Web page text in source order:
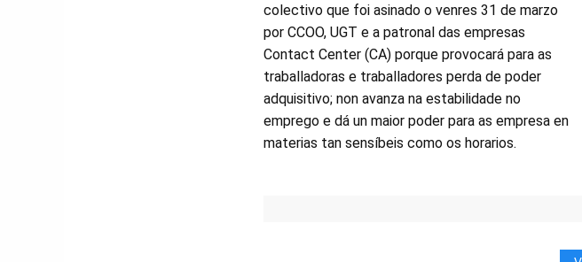
colectivo que foi asinado o venres 31 de marzo
por CCOO, UGT e a patronal das empresas
Contact Center (CA) porque provocará para as
traballadoras e traballadores perda de poder
adquisitivo; non avanza na estabilidade no
emprego e dá un maior poder para as empresa en
materias tan sensíbeis como os horarios.